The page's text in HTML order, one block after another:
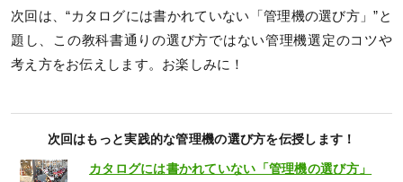
次回は、“カタログには書かれていない「管理機の選び方」”と
題し、この教科書通りの選び方ではない管理機選定のコツや
考え方をお伝えします。お楽しみに！
次回はもっと実践的な管理機の選び方を伝授します！
カタログには書かれていない「管理機の選び方」